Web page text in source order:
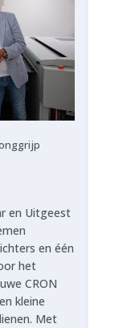
en Uitgeest
en één
het
CRON
kleine
Met